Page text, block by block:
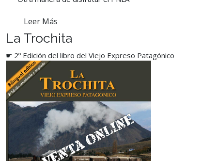
Leer Más
La Trochita
☛ 2º Edición del libro del Viejo Expreso Patagónico